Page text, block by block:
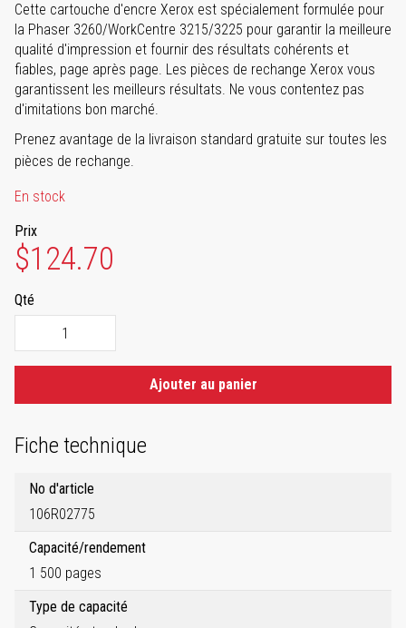
Cette cartouche d'encre Xerox est spécialement formulée pour
la Phaser 3260/WorkCentre 3215/3225 pour garantir la meilleure
qualité d'impression et fournir des résultats cohérents et
fiables, page après page. Les pièces de rechange Xerox vous
garantissent les meilleurs résultats. Ne vous contentez pas
d'imitations bon marché.
Prenez avantage de la livraison standard gratuite sur toutes les
pièces de rechange.
En stock
Prix
$124.70
Qté
Ajouter au panier
Fiche technique
No d'article
106R02775
Capacité/rendement
1 500 pages
Type de capacité